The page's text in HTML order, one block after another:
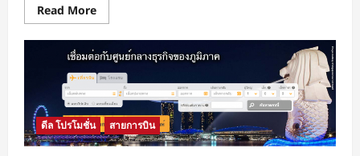
Read MoreRead
more
Red
Planet
Asakusa
Tokyo
โรง
แรม
เรด
แพ
ลน
เนต
ดีล โปรโมชั่น สายการบิน